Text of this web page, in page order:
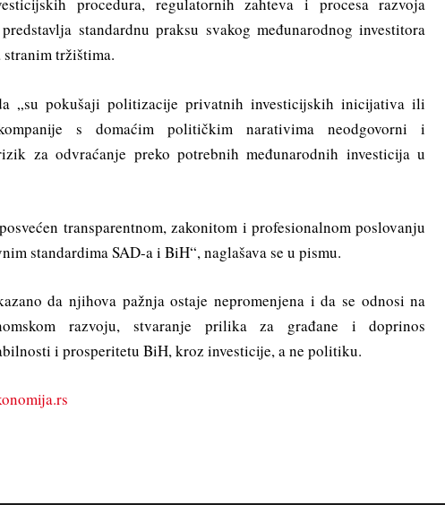
procedura, regulatornih zahteva i procesa razvoja
standardnu praksu svakog međunarodnog investitora
tržištima.
„su pokušaji politizacije privatnih investicijskih inicijativa ili
s domaćim političkim narativima neodgovorni i
za odvraćanje preko potrebnih međunarodnih investicija u
transparentnom, zakonitom i profesionalnom poslovanju
standardima SAD-a i BiH“, naglašava se u pismu.
da njihova pažnja ostaje nepromenjena i da se odnosi na
razvoju, stvaranje prilika za građane i doprinos
i prosperitetu BiH, kroz investicije, a ne politiku.